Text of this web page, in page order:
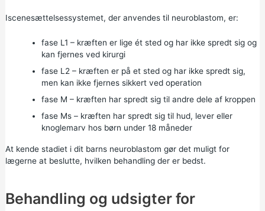
Iscenesættelsessystemet, der anvendes til neuroblastom, er:
fase L1 – kræften er lige ét sted og har ikke spredt sig og
kan fjernes ved kirurgi
fase L2 – kræften er på et sted og har ikke spredt sig,
men kan ikke fjernes sikkert ved operation
fase M – kræften har spredt sig til andre dele af kroppen
fase Ms – kræften har spredt sig til hud, lever eller
knoglemarv hos børn under 18 måneder
At kende stadiet i dit barns neuroblastom gør det muligt for
lægerne at beslutte, hvilken behandling der er bedst.
Behandling og udsigter for